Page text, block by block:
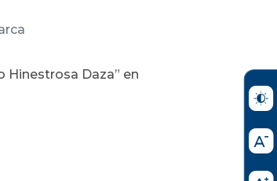
Hinestrosa Daza” en